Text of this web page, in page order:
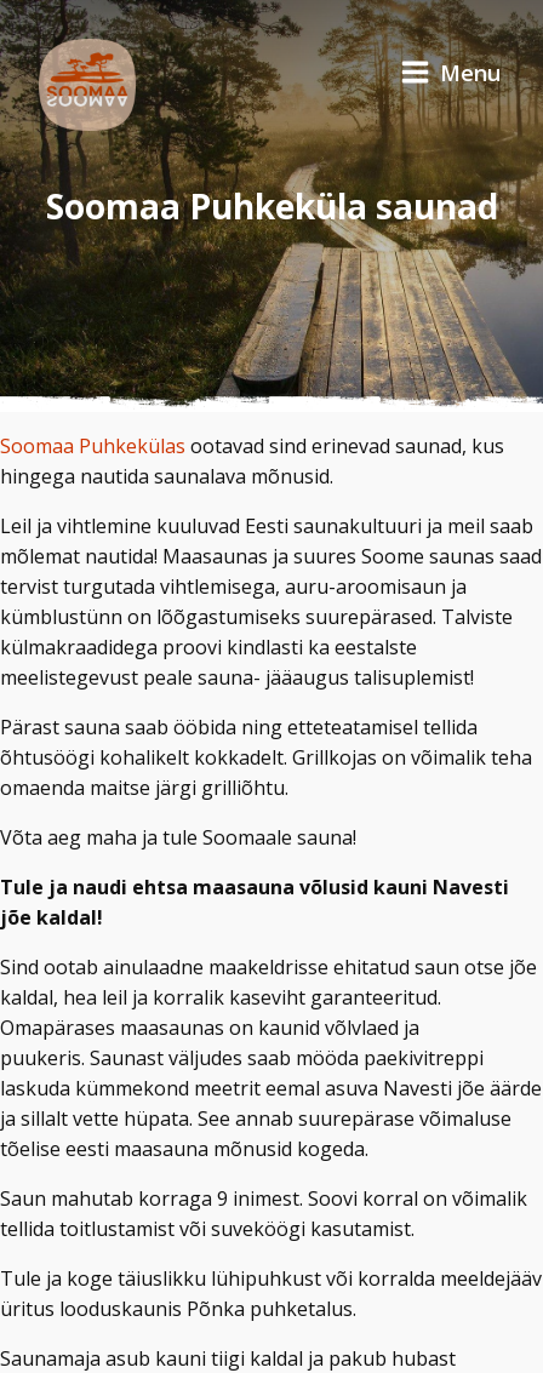
Menu
Soomaa Puhkeküla saunad
Soomaa Puhkekülas ootavad sind erinevad saunad, kus
hingega nautida saunalava mõnusid.
Leil ja vihtlemine kuuluvad Eesti saunakultuuri ja meil saab
mõlemat nautida! Maasaunas ja suures Soome saunas saad
tervist turgutada vihtlemisega, auru-aroomisaun ja
kümblustünn on lõõgastumiseks suurepärased. Talviste
külmakraadidega proovi kindlasti ka eestalste
meelistegevust peale sauna- jääaugus talisuplemist!
Pärast sauna saab ööbida ning etteteatamisel tellida
õhtusöögi kohalikelt kokkadelt. Grillkojas on võimalik teha
omaenda maitse järgi grilliõhtu.
Võta aeg maha ja tule Soomaale sauna!
Tule ja naudi ehtsa maasauna võlusid kauni Navesti
jõe kaldal!
Sind ootab ainulaadne maakeldrisse ehitatud saun otse jõe
kaldal, hea leil ja korralik kaseviht garanteeritud.
Omapärases maasaunas on kaunid võlvlaed ja
puukeris. Saunast väljudes saab mööda paekivitreppi
laskuda kümmekond meetrit eemal asuva Navesti jõe äärde
ja sillalt vette hüpata. See annab suurepärase võimaluse
tõelise eesti maasauna mõnusid kogeda.
Saun mahutab korraga 9 inimest. Soovi korral on võimalik
tellida toitlustamist või suveköögi kasutamist.
Tule ja koge täiuslikku lühipuhkust või korralda meeldejääv
üritus looduskaunis Põnka puhketalus.
Saunamaja asub kauni tiigi kaldal ja pakub hubast